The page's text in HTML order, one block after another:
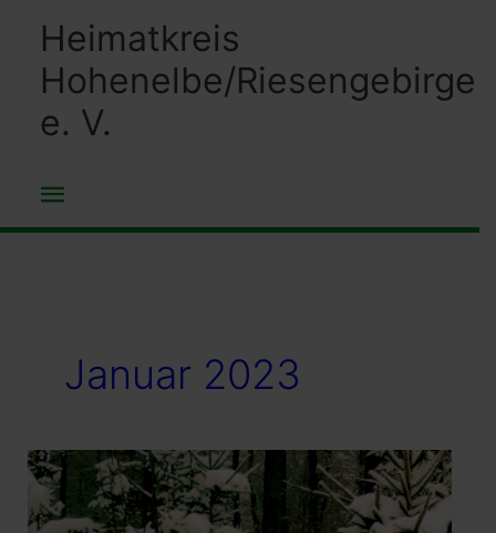
springen
Heimatkreis
Hohenelbe/Riesengebirge
e. V.
Hauptmenü
Januar 2023